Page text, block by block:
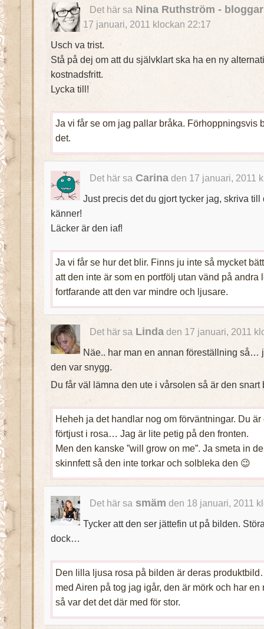
Det här sa Nina Ruthström -
17 januari, 2011 klockan 22:17
Usch va trist.
Stå på dej om att du självklart ska ha en ny
kostnadsfritt.
Lycka till!
Ja vi får se om jag pallar bråka. Förhoppningsvis
det.
Det här sa Carinaden 17 januari, 2011
Just precis det du gjort tycker jag, skriva
känner!
Läcker är den iaf!
Ja vi får se hur det blir. Finns ju inte så mycket
att den inte är som en portfölj utan vänd på andra
fortfarande att den var mindre och ljusare.
Det här sa Lindaden 17 januari, 2011
Näe.. har man en annan föreställning så…
den var snygg.
Du får väl lämna den ute i vårsolen så är den
Heheh ja det handlar nog om förväntningar. Du är
förtjust i rosa… Jag är lite petig på den fronten.
Men den kanske ”will grow on me”. Ja smeta in
skinnfett så den inte torkar och solbleka den 😉
Det här sa smäm den 18 januari, 2011
Tycker att den ser jättefin ut på bilden.
dock…
Den lilla ljusa rosa på bilden är deras
med Airen på tog jag igår, den är mörk och har en
så var det det där med för stor.